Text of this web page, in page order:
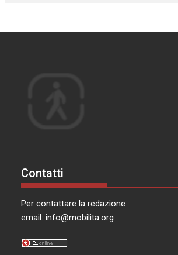
Contatti
Per contattare la redazione
email:info@mobilita.org